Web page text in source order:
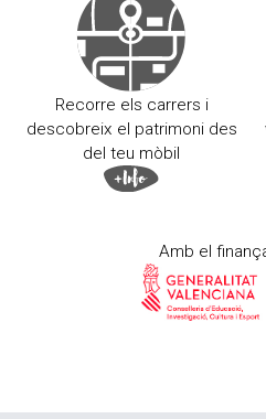
Recorre els carrers i
descobreix el patrimoni des
del teu mòbil
Amb el